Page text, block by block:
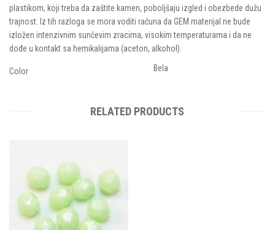
plastikom, koji treba da zaštite kamen, poboljšaju izgled i obezbede dužu
trajnost. Iz tih razloga se mora voditi računa da GEM materijal ne bude
izložen intenzivnim sunčevim zracima, visokim temperaturama i da ne
dođe u kontakt sa hemikalijama (aceton, alkohol).
Color Bela
RELATED PRODUCTS